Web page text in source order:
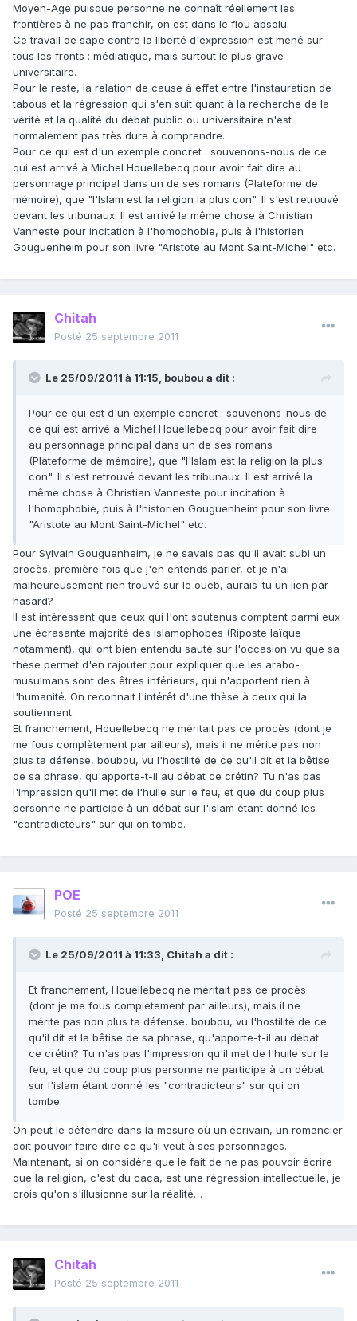
Moyen-Age puisque personne ne connaît réellement les
frontières à ne pas franchir, on est dans le flou absolu.
Ce travail de sape contre la liberté d'expression est mené sur
tous les fronts : médiatique, mais surtout le plus grave :
universitaire.
Pour le reste, la relation de cause à effet entre l'instauration de
tabous et la régression qui s'en suit quant à la recherche de la
vérité et la qualité du débat public ou universitaire n'est
normalement pas très dure à comprendre.
Pour ce qui est d'un exemple concret : souvenons-nous de ce
qui est arrivé à Michel Houellebecq pour avoir fait dire au
personnage principal dans un de ses romans (Plateforme de
mémoire), que "l'Islam est la religion la plus con". Il s'est retrouvé
devant les tribunaux. Il est arrivé la même chose à Christian
Vanneste pour incitation à l'homophobie, puis à l'historien
Gouguenheim pour son livre "Aristote au Mont Saint-Michel" etc.
Chitah
Posté 25 septembre 2011
Le 25/09/2011 à 11:15, boubou a dit :
Pour ce qui est d'un exemple concret : souvenons-nous de
ce qui est arrivé à Michel Houellebecq pour avoir fait dire
au personnage principal dans un de ses romans
(Plateforme de mémoire), que "l'Islam est la religion la plus
con". Il s'est retrouvé devant les tribunaux. Il est arrivé la
même chose à Christian Vanneste pour incitation à
l'homophobie, puis à l'historien Gouguenheim pour son livre
"Aristote au Mont Saint-Michel" etc.
Pour Sylvain Gouguenheim, je ne savais pas qu'il avait subi un
procès, première fois que j'en entends parler, et je n'ai
malheureusement rien trouvé sur le oueb, aurais-tu un lien par
hasard?
Il est intéressant que ceux qui l'ont soutenus comptent parmi eux
une écrasante majorité des islamophobes (Riposte laïque
notamment), qui ont bien entendu sauté sur l'occasion vu que sa
thèse permet d'en rajouter pour expliquer que les arabo-
musulmans sont des êtres inférieurs, qui n'apportent rien à
l'humanité. On reconnait l'intérêt d'une thèse à ceux qui la
soutiennent.
Et franchement, Houellebecq ne méritait pas ce procès (dont je
me fous complètement par ailleurs), mais il ne mérite pas non
plus ta défense, boubou, vu l'hostilité de ce qu'il dit et la bêtise
de sa phrase, qu'apporte-t-il au débat ce crétin? Tu n'as pas
l'impression qu'il met de l'huile sur le feu, et que du coup plus
personne ne participe à un débat sur l'islam étant donné les
"contradicteurs" sur qui on tombe.
POE
Posté 25 septembre 2011
Le 25/09/2011 à 11:33, Chitah a dit :
Et franchement, Houellebecq ne méritait pas ce procès
(dont je me fous complètement par ailleurs), mais il ne
mérite pas non plus ta défense, boubou, vu l'hostilité de ce
qu'il dit et la bêtise de sa phrase, qu'apporte-t-il au débat
ce crétin? Tu n'as pas l'impression qu'il met de l'huile sur le
feu, et que du coup plus personne ne participe à un débat
sur l'islam étant donné les "contradicteurs" sur qui on
tombe.
On peut le défendre dans la mesure où un écrivain, un romancier
doit pouvoir faire dire ce qu'il veut à ses personnages.
Maintenant, si on considère que le fait de ne pas pouvoir écrire
que la religion, c'est du caca, est une régression intellectuelle, je
crois qu'on s'illusionne sur la réalité…
Chitah
Posté 25 septembre 2011